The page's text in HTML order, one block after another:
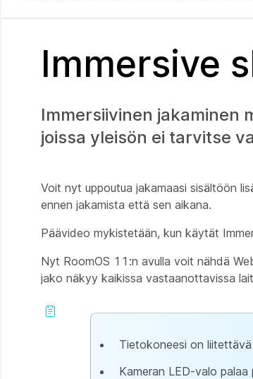
Immersive
Immersiivinen jakaminen
joissa yleisön ei tarvitse
Voit nyt uppoutua jakamaasi sisältöön
ennen jakamista että sen aikana.
Päävideo mykistetään, kun käytät
Nyt RoomOS 11:n avulla voit nähdä
jako näkyy kaikissa vastaanottavissa
Tietokoneesi on
Kameran LED-valo